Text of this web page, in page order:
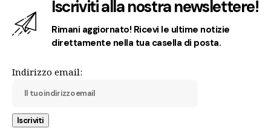
Iscriviti alla nostra newslettere!
Rimani aggiornato! Ricevi le ultime notizie
direttamente nella tua casella di posta.
Indirizzo email: